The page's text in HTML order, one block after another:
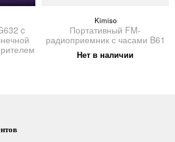
c
Kimiso
Портативный FM-
радиоприемник с часами B61
Нет в наличии